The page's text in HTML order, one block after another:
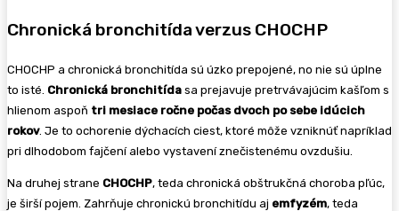
Chronická bronchitída verzus CHOCHP
CHOCHP a chronická bronchitída sú úzko prepojené, no nie sú úplne
to isté. Chronická bronchitída sa prejavuje pretrvávajúcim kašľom s
hlienom aspoň tri mesiace ročne počas dvoch po sebe idúcich
rokov. Je to ochorenie dýchacích ciest, ktoré môže vzniknúť napríklad
pri dlhodobom fajčení alebo vystavení znečistenému ovzdušiu.
Na druhej strane CHOCHP, teda chronická obštrukčná choroba pľúc,
je širší pojem. Zahrňuje chronickú bronchitídu aj emfyzém, teda